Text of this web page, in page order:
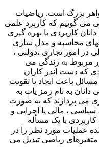
بزرگ است. ریاضیات
می گوییم که کاربرد علمی
کاربردی با بهره گیری
محاسبه و مدل سازی
در امور تجاری ،دولتی ،
مربوط به زندگی می
که دست اندر کاران
باعث ایجاد یا تقویت
به نام رمز یاب به
می پردازند که به صورت
سیاسی ، مالی یا اجرایی و
با یک مسأله
عملیات مورد نظر را در
ریاضی تبدیل می